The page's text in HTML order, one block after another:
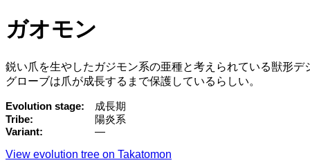
ガオモン
鋭い爪を生やしたガジモン系の亜種と考えられている獣形
グローブは爪が成長するまで保護しているらしい。
Evolution stage
成長期
Tribe
陽炎系
Variant
—
View evolution tree on Takatomon